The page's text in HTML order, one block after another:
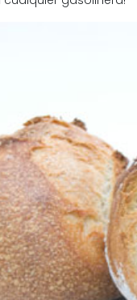
la cosmética
desde las
diaria